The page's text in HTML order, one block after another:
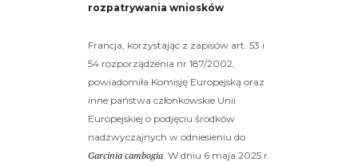
rozpatrywania wniosków
Francja, korzystając z zapisów art. 53 i
54 rozporządzenia nr 187/2002,
powiadomiła Komisję Europejską oraz
inne państwa członkowskie Unii
Europejskiej o podjęciu środków
nadzwyczajnych w odniesieniu do
Garcinia cambogia . W dniu 6 maja 2025 r.